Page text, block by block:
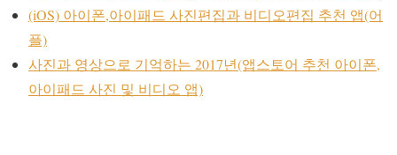
(iOS) 아이폰,아이패드 사진편집과 비디오편집 추천 앱(어
플)
사진과 영상으로 기억하는 2017년(앱스토어 추천 아이폰,
아이패드 사진 및 비디오 앱)